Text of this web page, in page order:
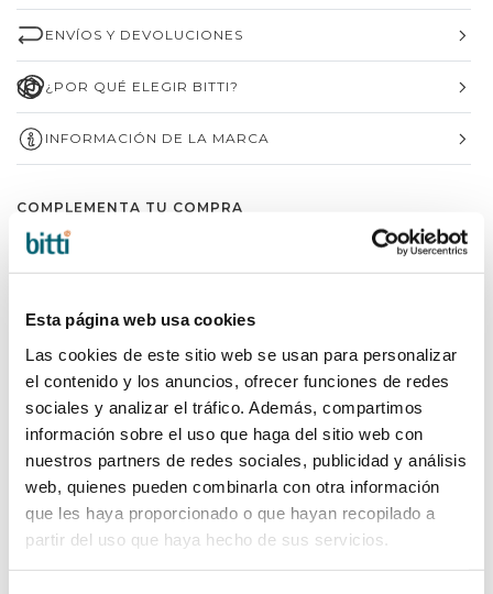
Esta página web usa cookies
Las cookies de este sitio web se usan para personalizar
el contenido y los anuncios, ofrecer funciones de redes
sociales y analizar el tráfico. Además, compartimos
información sobre el uso que haga del sitio web con
nuestros partners de redes sociales, publicidad y análisis
web, quienes pueden combinarla con otra información
que les haya proporcionado o que hayan recopilado a
partir del uso que haya hecho de sus servicios.
ENVÍOS Y DEVOLUCIONES
¿POR QUÉ ELEGIR BITTI?
INFORMACIÓN DE LA MARCA
COMPLEMENTA TU COMPRA